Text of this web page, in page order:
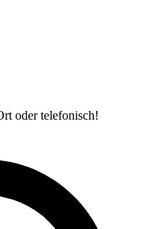
oder telefonisch!